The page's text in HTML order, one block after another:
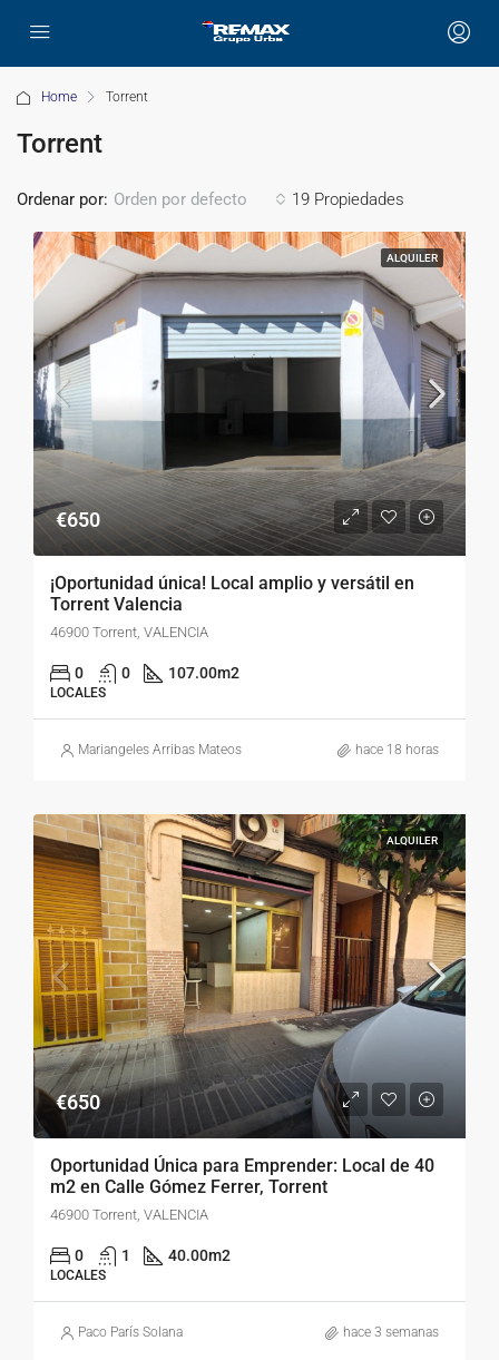
Home Torrent
Torrent
19 Propiedades
Ordenar por: Orden por defecto
ALQUILER
€650
¡Oportunidad única! Local amplio y versátil en
Torrent Valencia
46900 Torrent, VALENCIA
0 0 107.00m2
LOCALES
Mariangeles Arribas Mateos hace 18 horas
ALQUILER
€650
Oportunidad Única para Emprender: Local de 40
m2 en Calle Gómez Ferrer, Torrent
46900 Torrent, VALENCIA
0 1 40.00m2
LOCALES
Paco París Solana hace 3 semanas